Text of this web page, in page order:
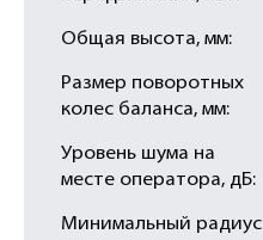
Общая высота, мм:
Размер поворотных
колес баланса, мм:
Уровень шума на
месте оператора, дБ:
Минимальный радиус